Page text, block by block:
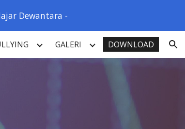
Dewantara -
GALERI DOWNLOAD